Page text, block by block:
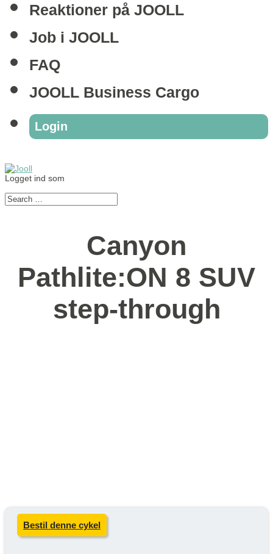
Reaktioner på JOOLL
Job i JOOLL
FAQ
JOOLL Business Cargo
Login
Logget ind som
Canyon
Pathlite:ON 8 SUV
step-through
Bestil denne cykel